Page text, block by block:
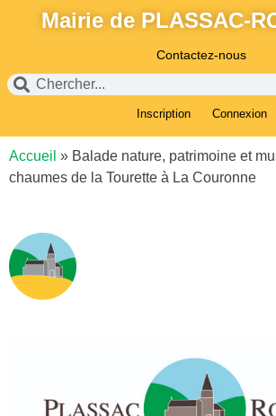
Mairie de PLASSAC-
Contactez-nous
Inscription Connexion
Accueil » Balade nature, patrimoine et
chaumes de la Tourette à La Couronne